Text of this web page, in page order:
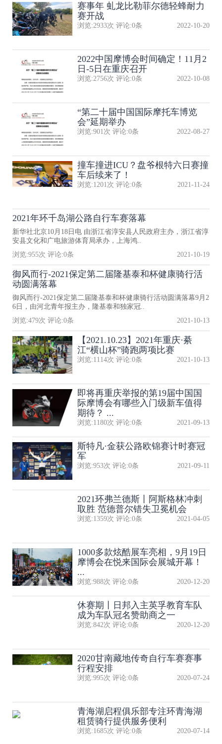
赛事年 虬龙比勒菲尔德轻蜂耐力
赛开战
浏览:2933次 评论:0条 2022-10-20
2022中国摩博会时间确定！11月2
日-5日在重庆召开
浏览:2756次 评论:0条 2022-10-08
“第二十届中国国际摩托车博览
会”延期举办
浏览:901 次 评论:0条 2022-08-27
撞车撞进ICU？盘爷根特六日赛撞
车后续来了！
浏览:1201 次 评论:0条 2021-11-24
2021年环千岛湖公路自行车赛落幕
新华社北京10月18日电 由浙江省淳安县人民政府主办，浙江省淳
安县文化和广电旅游体育局承办，上海鸿..
浏览:955次 评论:0条 2021-10-19
御风而行-2021保定第二届隆基泰和杯健康骑行活
动圆满落幕
御风而行-2021保定第二届隆基泰和杯健康骑行活动圆满落幕9月2
6日，由河北青年报主办，隆基泰和独家冠..
浏览:479次 评论:0条 2021-10-13
【2021.10.23】2021年重庆·綦
江“横山杯”骑跑两项比赛
浏览:1114次 评论:0条 2021-10-13
即将再重庆举报的第19届中国国
际摩博会有哪些入门级新车值得
期待？ ...
浏览:1180次 评论:0条 2021-09-13
斯特凡·金获公路欧锦赛计时赛冠
军
浏览:953次 评论:0条 2021-09-11
2021环弗兰德斯丨阿斯格林冲刺
取胜 范德普尔错失卫冕机会
浏览:1359次 评论:0条 2021-04-05
1000多款炫酷展车亮相，9月19日
摩博会在悦来国际会展城开幕！
...
浏览:988次 评论:0条 2020-12-20
休赛期丨日邦入主英孚教育车队
成为车队冠名赞助商之一
浏览:842次 评论:0条 2020-12-20
2020甘南藏地传奇自行车赛赛事
行程安排
浏览:995次 评论:0条 2020-07-24
青海湖启程俱乐部专注环青海湖
租赁骑行提供服务便利
浏览:1685次 评论:0条 2020-07-14